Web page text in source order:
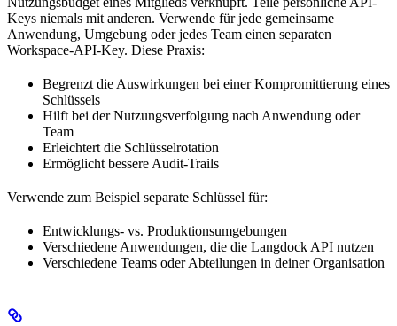
Keys niemals mit anderen. Verwende für jede gemeinsame
Anwendung, Umgebung oder jedes Team einen separaten
Workspace-API-Key. Diese Praxis:
Begrenzt die Auswirkungen bei einer Kompromittierung eines
Schlüssels
Hilft bei der Nutzungsverfolgung nach Anwendung oder
Team
Erleichtert die Schlüsselrotation
Ermöglicht bessere Audit-Trails
Verwende zum Beispiel separate Schlüssel für:
Entwicklungs- vs. Produktionsumgebungen
Verschiedene Anwendungen, die die Langdock API nutzen
Verschiedene Teams oder Abteilungen in deiner Organisation